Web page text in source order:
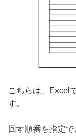
こちらは、Excel
す。
回す順番を指定